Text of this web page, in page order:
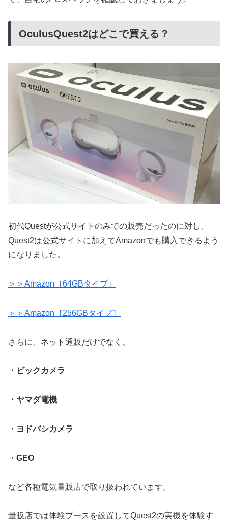
OculusQuest2はどこで買える？
初代Questが公式サイトのみでの販売だったのに対し、
Quest2は公式サイトに加えてAmazonでも購入できるよう
になりました。
＞＞Amazon［64GBタイプ］
＞＞Amazon［256GBタイプ］
さらに、ネット通販だけでなく、
・ビックカメラ
・ヤマダ電機
・ヨドバシカメラ
・GEO
など各種電気量販店で取り扱われています。
量販店では体験ブースを設置してQuest2の実機を体験す